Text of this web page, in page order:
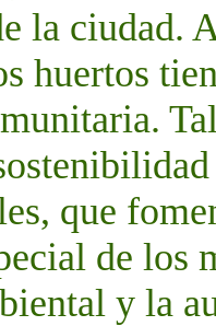
la ciudad.
huertos
que
de los
y la